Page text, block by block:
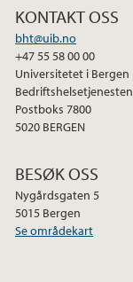
KONTAKT OSS
bht@uib.no
+47 55 58 00 00
Universitetet i Bergen
Bedriftshelsetjenesten
Postboks 7800
5020 BERGEN
BESØK OSS
Nygårdsgaten 5
5015 Bergen
Se områdekart